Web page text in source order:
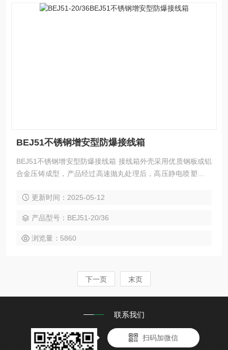
BEJ51不锈钢增安型防爆接线箱
BEJ51不锈钢增安型防爆接线箱 接线箱外壳采用优质钢板或铝
合金压铸成型，产品经过高速抛丸处理后，高压静电喷塑，颜
请注明）外形美观； 不锈钢防爆接线箱的常规厚度为1.5~3m
子的数量在空间范围内允许的情况下不受限制。
更新时间：2025-05-12
产品型号：BEJ51-20/36
浏览量：5860
下一页 末页
联系我们
扫码加微信